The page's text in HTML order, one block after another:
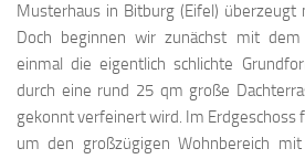
Musterhaus in Bitburg (Eifel) überzeugt
Doch beginnen wir zunächst mit dem
einmal die eigentlich schlichte
durch eine rund 25 qm große
gekonnt verfeinert wird. Im Erdgeschoss
um den großzügigen Wohnbereich